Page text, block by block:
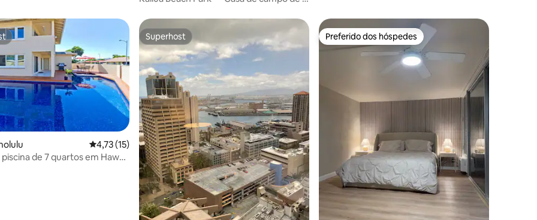
4,73 de uma avaliação média de 5, 15 avaliações
4,73 (15)
de 7 quartos em Hawaii
Superhost
Superhost Preferido dos hóspedes
Preferido dos hóspedes